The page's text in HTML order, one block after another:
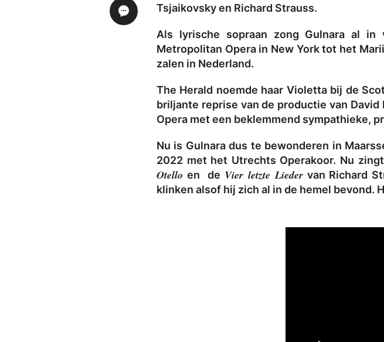
Tsjaikovsky en Richard Strauss.
Als lyrische sopraan zong Gulnara al
Metropolitan Opera in New York tot het
zalen in Nederland.
The Herald noemde haar Violetta bij de
briljante reprise van de productie van
Opera met een beklemmend sympathieke,
Nu is Gulnara dus te bewonderen in
2022 met het Utrechts Operakoor. Nu
Otello en de Vier letzte Liedervan Richard
klinken alsof hij zich al in de hemel bevond.